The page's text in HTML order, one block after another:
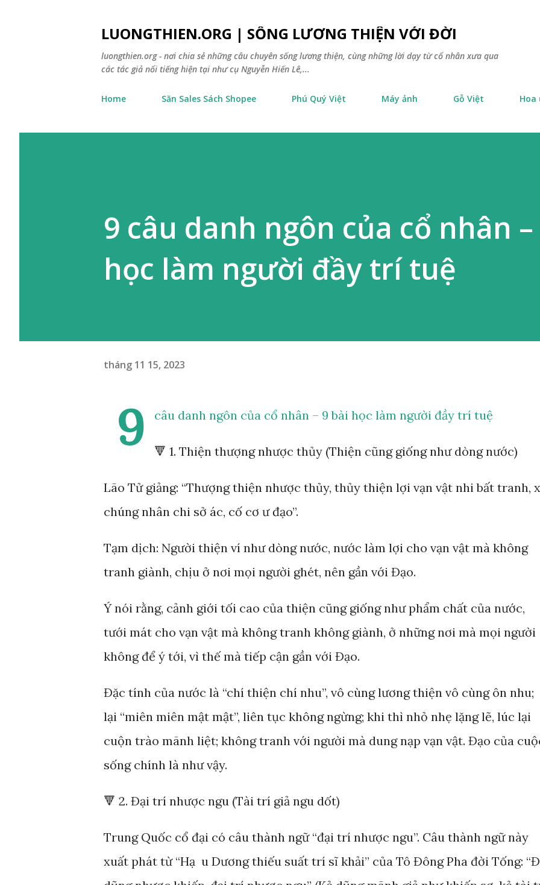
LUONGTHIEN.ORG | SỐNG LƯƠNG THIỆN VỚI ĐỜI
luongthien.org - nơi chia sẻ những câu chuyên sống lương thiện, cùng những lời dạy từ cổ nhân xưa qua
các tác giả nổi tiếng hiện tại như cụ Nguyễn Hiến Lê,...
Home Săn Sales Sách Shopee Phú Quý Việt Máy ảnh Gỗ Việt Hoa
9 câu danh ngôn của cổ nhân
học làm người đầy trí tuệ
tháng 11 15, 2023
9 câu danh ngôn của cổ nhân – 9 bài học làm người đầy trí tuệ
🔻 1. Thiện thượng nhược thủy (Thiện cũng giống như dòng nước)
Lão Tử giảng: “Thượng thiện nhược thủy, thủy thiện lợi vạn vật nhi bất tranh,
chúng nhân chi sở ác, cố cơ ư đạo”.
Tạm dịch: Người thiện ví như dòng nước, nước làm lợi cho vạn vật mà không
tranh giành, chịu ở nơi mọi người ghét, nên gần với Đạo.
Ý nói rằng, cảnh giới tối cao của thiện cũng giống như phẩm chất của nước,
tưới mát cho vạn vật mà không tranh không giành, ở những nơi mà mọi người
không để ý tới, vì thế mà tiếp cận gần với Đạo.
Đặc tính của nước là “chí thiện chí nhu”, vô cùng lương thiện vô cùng ôn nhu;
lại “miên miên mật mật”, liên tục không ngừng; khi thì nhỏ nhẹ lặng lẽ, lúc lại
cuộn trào mãnh liệt; không tranh với người mà dung nạp vạn vật. Đạo của
sống chính là như vậy.
🔻 2. Đại trí nhược ngu (Tài trí giả ngu dốt)
Trung Quốc cổ đại có câu thành ngữ “đại trí nhược ngu”. Câu thành ngữ này
xuất phát từ “Hạ u Dương thiếu suất trí sĩ khải” của Tô Đông Pha đời Tống: